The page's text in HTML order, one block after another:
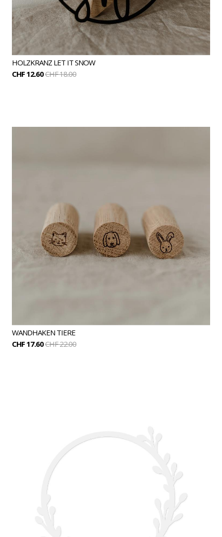
HOLZKRANZ LET IT SNOW
CHF 12.60CHF 18.00
WANDHAKEN TIERE
CHF 17.60CHF 22.00